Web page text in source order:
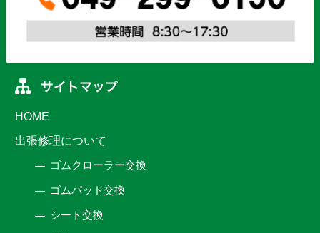
HOME
出張修理について
ゴムクローラー交換
ゴムパッド交換
シート交換